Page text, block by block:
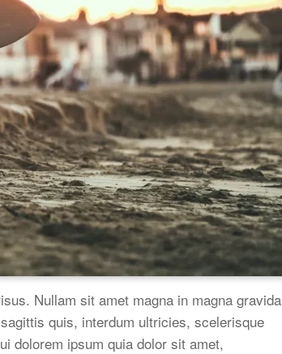
Nullam sit amet magna in magna gravida
quis, interdum ultricies, scelerisque
dolorem ipsum quia dolor sit amet,